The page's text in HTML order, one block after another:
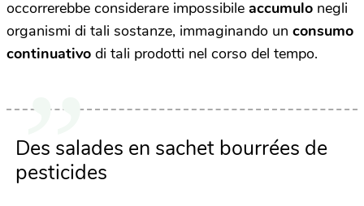
occorrerebbe considerare impossibile accumulo negli
organismi di tali sostanze, immaginando un consumo
continuativo di tali prodotti nel corso del tempo.
Des salades en sachet bourrées de
pesticides